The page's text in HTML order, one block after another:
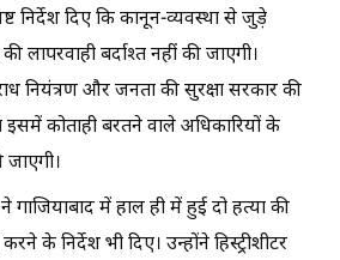
निर्देश दिए कि कानून-व्यवस्था से जुड़े
लापरवाही बर्दाश्त नहीं की जाएगी।
नियंत्रण और जनता की सुरक्षा सरकार की
इसमें कोताही बरतने वाले अधिकारियों के
गाजियाबाद में हाल ही में हुई दो हत्या की
के निर्देश भी दिए। उन्होंने हिस्ट्रीशीटर